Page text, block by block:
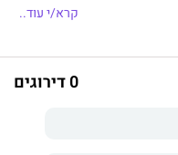
מנסה להיבנות הפרק
קרא/י עוד..
0 דירוגים